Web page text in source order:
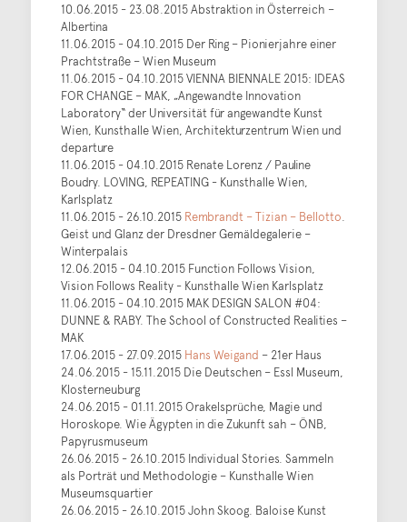
10.06.2015 - 23.08.2015 Abstraktion in Österreich –
Albertina
11.06.2015 - 04.10.2015 Der Ring – Pionierjahre einer
Prachtstraße – Wien Museum
11.06.2015 - 04.10.2015 VIENNA BIENNALE 2015: IDEAS
FOR CHANGE – MAK, „Angewandte Innovation
Laboratory“ der Universität für angewandte Kunst
Wien, Kunsthalle Wien, Architekturzentrum Wien und
departure
11.06.2015 - 04.10.2015 Renate Lorenz / Pauline
Boudry. LOVING, REPEATING - Kunsthalle Wien,
Karlsplatz
11.06.2015 - 26.10.2015 Rembrandt – Tizian – Bellotto.
Geist und Glanz der Dresdner Gemäldegalerie –
Winterpalais
12.06.2015 - 04.10.2015 Function Follows Vision,
Vision Follows Reality - Kunsthalle Wien Karlsplatz
11.06.2015 - 04.10.2015 MAK DESIGN SALON #04:
DUNNE & RABY. The School of Constructed Realities –
MAK
17.06.2015 - 27.09.2015 Hans Weigand – 21er Haus
24.06.2015 - 15.11.2015 Die Deutschen – Essl Museum,
Klosterneuburg
24.06.2015 - 01.11.2015 Orakelsprüche, Magie und
Horoskope. Wie Ägypten in die Zukunft sah – ÖNB,
Papyrusmuseum
26.06.2015 - 26.10.2015 Individual Stories. Sammeln
als Porträt und Methodologie – Kunsthalle Wien
Museumsquartier
26.06.2015 - 26.10.2015 John Skoog. Baloise Kunst